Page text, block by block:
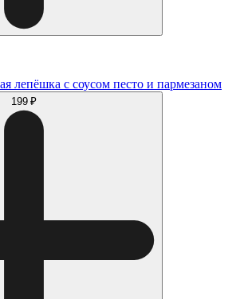
лепёшка с соусом песто и пармезаном
199 ₽